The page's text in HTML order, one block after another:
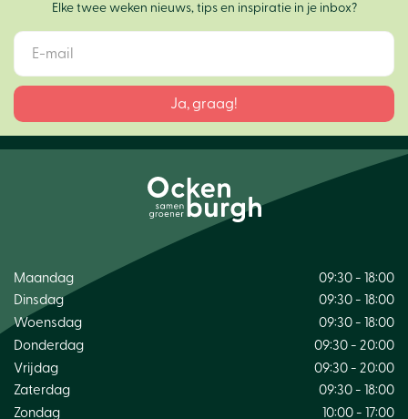
Elke twee weken nieuws, tips en inspiratie in je inbox?
Maandag
09:30 - 18:00
Dinsdag
09:30 - 18:00
Woensdag
09:30 - 18:00
Donderdag
09:30 - 20:00
Vrijdag
09:30 - 20:00
Zaterdag
09:30 - 18:00
Zondag
10:00 - 17:00